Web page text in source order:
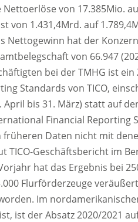
Nettoerlöse von 17.385Mio.
von 1.431,4Mrd. auf
Nettogewinn hat der
von 66.947
bei der TMHG ist
Standards von TICO,
April bis 31. März) statt auf
Financial
Daten nicht mit
TICO-Geschäftsbericht im
hat das Ergebnis bei
Flurförderzeuge
Im
ist der Absatz 2020/2021